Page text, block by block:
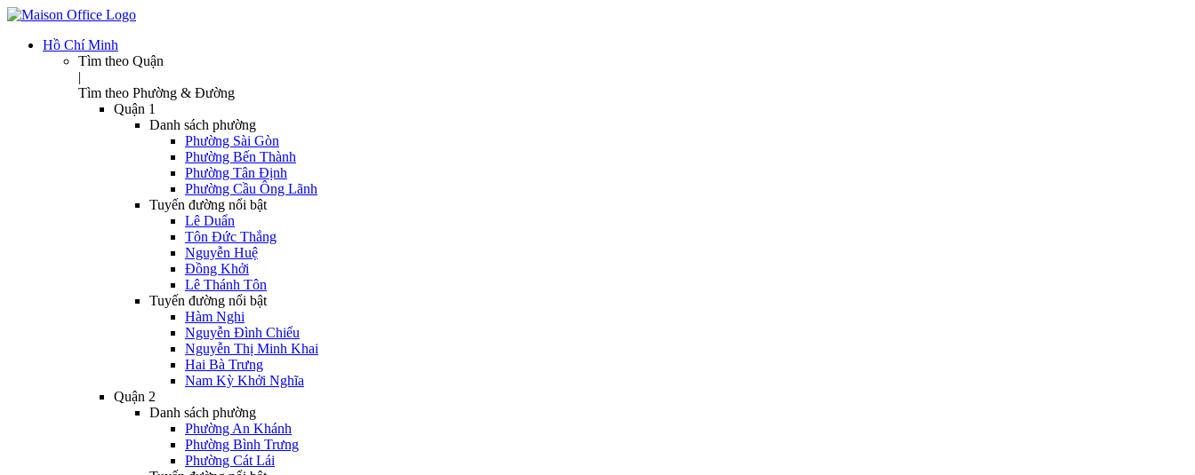
Hồ Chí Minh
Tìm theo Quận
|
Tìm theo Phường & Đường
Quận 1
Danh sách phường
Phường Sài Gòn
Phường Bến Thành
Phường Tân Định
Phường Cầu Ông Lãnh
Tuyến đường nổi bật
Lê Duẩn
Tôn Đức Thắng
Nguyễn Huệ
Đồng Khởi
Lê Thánh Tôn
Tuyến đường nổi bật
Hàm Nghi
Nguyễn Đình Chiểu
Nguyễn Thị Minh Khai
Hai Bà Trưng
Nam Kỳ Khởi Nghĩa
Quận 2
Danh sách phường
Phường An Khánh
Phường Bình Trưng
Phường Cát Lái